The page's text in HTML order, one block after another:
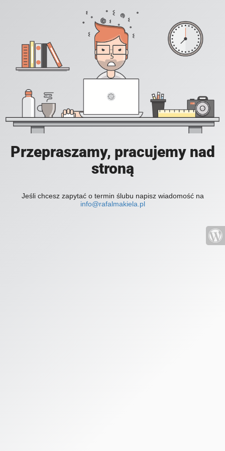
Przepraszamy, pracujemy nad
stroną
Jeśli chcesz zapytać o termin ślubu napisz wiadomość na
info@rafalmakiela.pl